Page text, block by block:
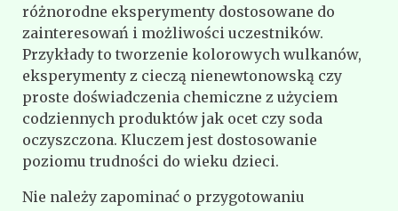
różnorodne eksperymenty dostosowane do
zainteresowań i możliwości uczestników.
Przykłady to tworzenie kolorowych wulkanów,
eksperymenty z cieczą nienewtonowską czy
proste doświadczenia chemiczne z użyciem
codziennych produktów jak ocet czy soda
oczyszczona. Kluczem jest dostosowanie
poziomu trudności do wieku dzieci.
Nie należy zapominać o przygotowaniu